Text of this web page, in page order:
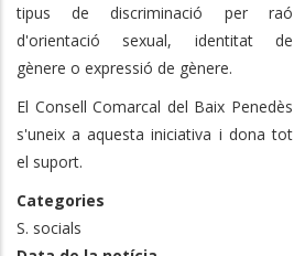
tipus de discriminació per raó
d'orientació sexual, identitat de
gènere o expressió de gènere.
El Consell Comarcal del Baix Penedès
s'uneix a aquesta iniciativa i dona tot
el suport.
Categories
S. socials